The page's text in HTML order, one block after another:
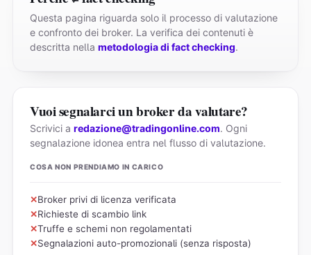
Questa pagina riguarda solo il processo di valutazione
e confronto dei broker. La verifica dei contenuti è
descritta nella metodologia di fact checking.
Vuoi segnalarci un broker da valutare?
Scrivici a redazione@tradingonline.com. Ogni
segnalazione idonea entra nel flusso di valutazione.
COSA NON PRENDIAMO IN CARICO
Broker privi di licenza verificata
Richieste di scambio link
Truffe e schemi non regolamentati
Segnalazioni auto-promozionali (senza risposta)